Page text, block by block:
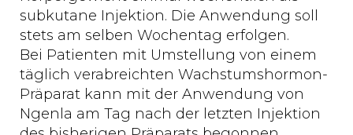
subkutane Injektion. Die Anwendung soll
stets am selben Wochentag erfolgen.
Bei Patienten mit Umstellung von einem
täglich verabreichten Wachstumshormon-
Präparat kann mit der Anwendung von
Ngenla am Tag nach der letzten Injektion